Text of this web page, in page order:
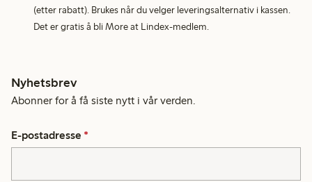
(etter rabatt). Brukes når du velger leveringsalternativ i kassen.
Det er gratis å bli More at Lindex-medlem.
Nyhetsbrev
Abonner for å få siste nytt i vår verden.
E-postadresse *